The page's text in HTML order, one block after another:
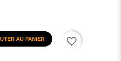
AU PANIER favorite_border